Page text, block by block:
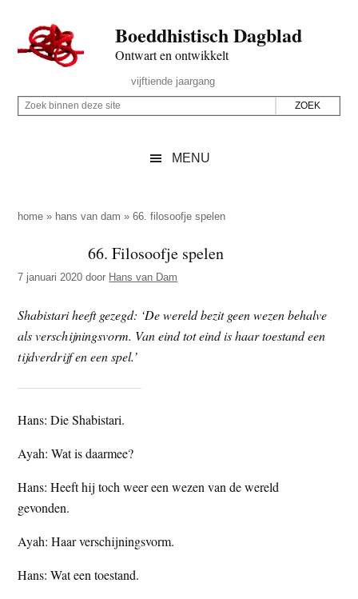
naar
de
inhoud
secondary
naar
de
sidebar
naar
de
Boeddhistisch Dagblad
Ontwart en ontwikkelt
Rechts
vijftiende jaargang
Z
p
z
e
s
i
e
Z
i
e
d
e
z
i
e
MENU
home » hans van dam »66. filosoofje spelen
66. Filosoofje spelen
7 januari 2020 door Hans van Dam
Shabistari heeft gezegd: ‘De wereld bezit geen wezen behalve
als verschijningsvorm. Van eind tot eind is haar toestand een
tijdverdrijf en een spel.’
Hans: Die Shabistari.
Ayah: Wat is daarmee?
Hans: Heeft hij toch weer een wezen van de wereld
gevonden.
Ayah: Haar verschijningsvorm.
Hans: Wat een toestand.